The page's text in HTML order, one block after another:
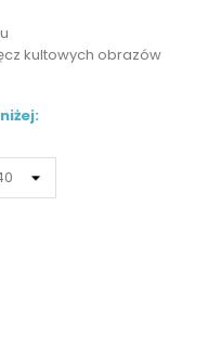
kultowych obrazów